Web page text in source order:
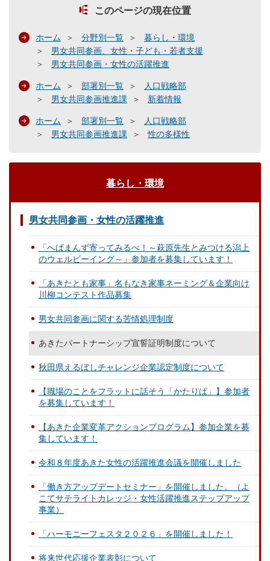
このページの現在位置
ホーム 分野別一覧
暮らし・環境
男女共同参画、女性・子ども・若者支援
男女共同参画・女性の活躍推進
ホーム 部署別一覧
人口戦略部
男女共同参画推進課
新着情報
ホーム 部署別一覧
人口戦略部
男女共同参画推進課
性の多様性
暮らし・環境
男女共同参画・女性の活躍推進
「へばまんず寄ってみるべ！～萩原先生とみつける潟上
のウェルビーイング～」参加者を募集しています！
「あきたとも家事」名もなき家事ネーミング＆企業向け
川柳コンテスト作品募集
男女共同参画に関する苦情処理制度
あきたパートナーシップ宣誓証明制度について
秋田県えるぼしチャレンジ企業認定制度について
【職場のことをフラットに話そう「かたりば」】参加者
を募集しています！
【あきた企業変革アクションプログラム】参加企業を募
集しています！
令和８年度あきた女性の活躍推進会議を開催しました
「働き方アップデートセミナー」を開催しました。（よ
こてサテライトカレッジ・女性活躍推進ステップアップ
事業）
「ハーモニーフェスタ２０２６」を開催しました！
将来世代応援企業表彰について